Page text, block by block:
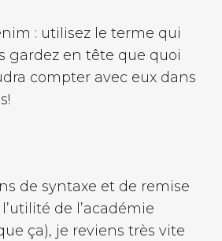
: utilisez le terme qui
gardez en tête que quoi
compter avec eux dans
de syntaxe et de remise
de l’académie
ça), je reviens très vite